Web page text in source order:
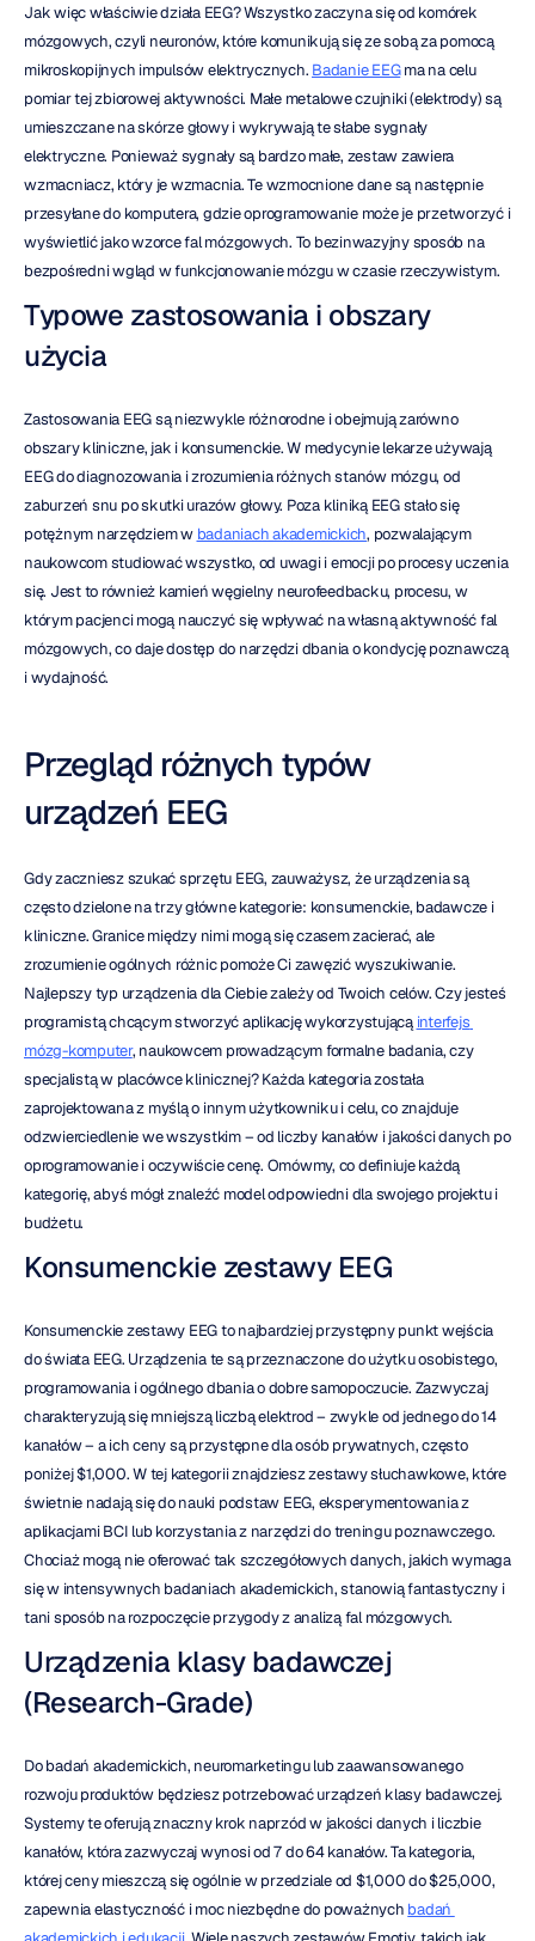
Jak więc właściwie działa EEG? Wszystko zaczyna się od komórek
mózgowych, czyli neuronów, które komunikują się ze sobą za pomocą
mikroskopijnych impulsów elektrycznych. Badanie EEG ma na celu
pomiar tej zbiorowej aktywności. Małe metalowe czujniki (elektrody) są
umieszczane na skórze głowy i wykrywają te słabe sygnały
elektryczne. Ponieważ sygnały są bardzo małe, zestaw zawiera
wzmacniacz, który je wzmacnia. Te wzmocnione dane są następnie
przesyłane do komputera, gdzie oprogramowanie może je przetworzyć i
wyświetlić jako wzorce fal mózgowych. To bezinwazyjny sposób na
bezpośredni wgląd w funkcjonowanie mózgu w czasie rzeczywistym.
Typowe zastosowania i obszary
użycia
Zastosowania EEG są niezwykle różnorodne i obejmują zarówno
obszary kliniczne, jak i konsumenckie. W medycynie lekarze używają
EEG do diagnozowania i zrozumienia różnych stanów mózgu, od
zaburzeń snu po skutki urazów głowy. Poza kliniką EEG stało się
potężnym narzędziem w badaniach akademickich, pozwalającym
naukowcom studiować wszystko, od uwagi i emocji po procesy uczenia
się. Jest to również kamień węgielny neurofeedbacku, procesu, w
którym pacjenci mogą nauczyć się wpływać na własną aktywność fal
mózgowych, co daje dostęp do narzędzi dbania o kondycję poznawczą
i wydajność.
Przegląd różnych typów
urządzeń EEG
Gdy zaczniesz szukać sprzętu EEG, zauważysz, że urządzenia są
często dzielone na trzy główne kategorie: konsumenckie, badawcze i
kliniczne. Granice między nimi mogą się czasem zacierać, ale
zrozumienie ogólnych różnic pomoże Ci zawęzić wyszukiwanie.
Najlepszy typ urządzenia dla Ciebie zależy od Twoich celów. Czy jesteś
programistą chcącym stworzyć aplikację wykorzystującą interfejs
mózg-komputer, naukowcem prowadzącym formalne badania, czy
specjalistą w placówce klinicznej? Każda kategoria została
zaprojektowana z myślą o innym użytkowniku i celu, co znajduje
odzwierciedlenie we wszystkim – od liczby kanałów i jakości danych po
oprogramowanie i oczywiście cenę. Omówmy, co definiuje każdą
kategorię, abyś mógł znaleźć model odpowiedni dla swojego projektu i
budżetu.
Konsumenckie zestawy EEG
Konsumenckie zestawy EEG to najbardziej przystępny punkt wejścia
do świata EEG. Urządzenia te są przeznaczone do użytku osobistego,
programowania i ogólnego dbania o dobre samopoczucie. Zazwyczaj
charakteryzują się mniejszą liczbą elektrod – zwykle od jednego do 14
kanałów – a ich ceny są przystępne dla osób prywatnych, często
poniżej $1,000. W tej kategorii znajdziesz zestawy słuchawkowe, które
świetnie nadają się do nauki podstaw EEG, eksperymentowania z
aplikacjami BCI lub korzystania z narzędzi do treningu poznawczego.
Chociaż mogą nie oferować tak szczegółowych danych, jakich wymaga
się w intensywnych badaniach akademickich, stanowią fantastyczny i
tani sposób na rozpoczęcie przygody z analizą fal mózgowych.
Urządzenia klasy badawczej
(Research-Grade)
Do badań akademickich, neuromarketingu lub zaawansowanego
rozwoju produktów będziesz potrzebować urządzeń klasy badawczej.
Systemy te oferują znaczny krok naprzód w jakości danych i liczbie
kanałów, która zazwyczaj wynosi od 7 do 64 kanałów. Ta kategoria,
której ceny mieszczą się ogólnie w przedziale od $1,000 do $25,000,
zapewnia elastyczność i moc niezbędne do poważnych badań